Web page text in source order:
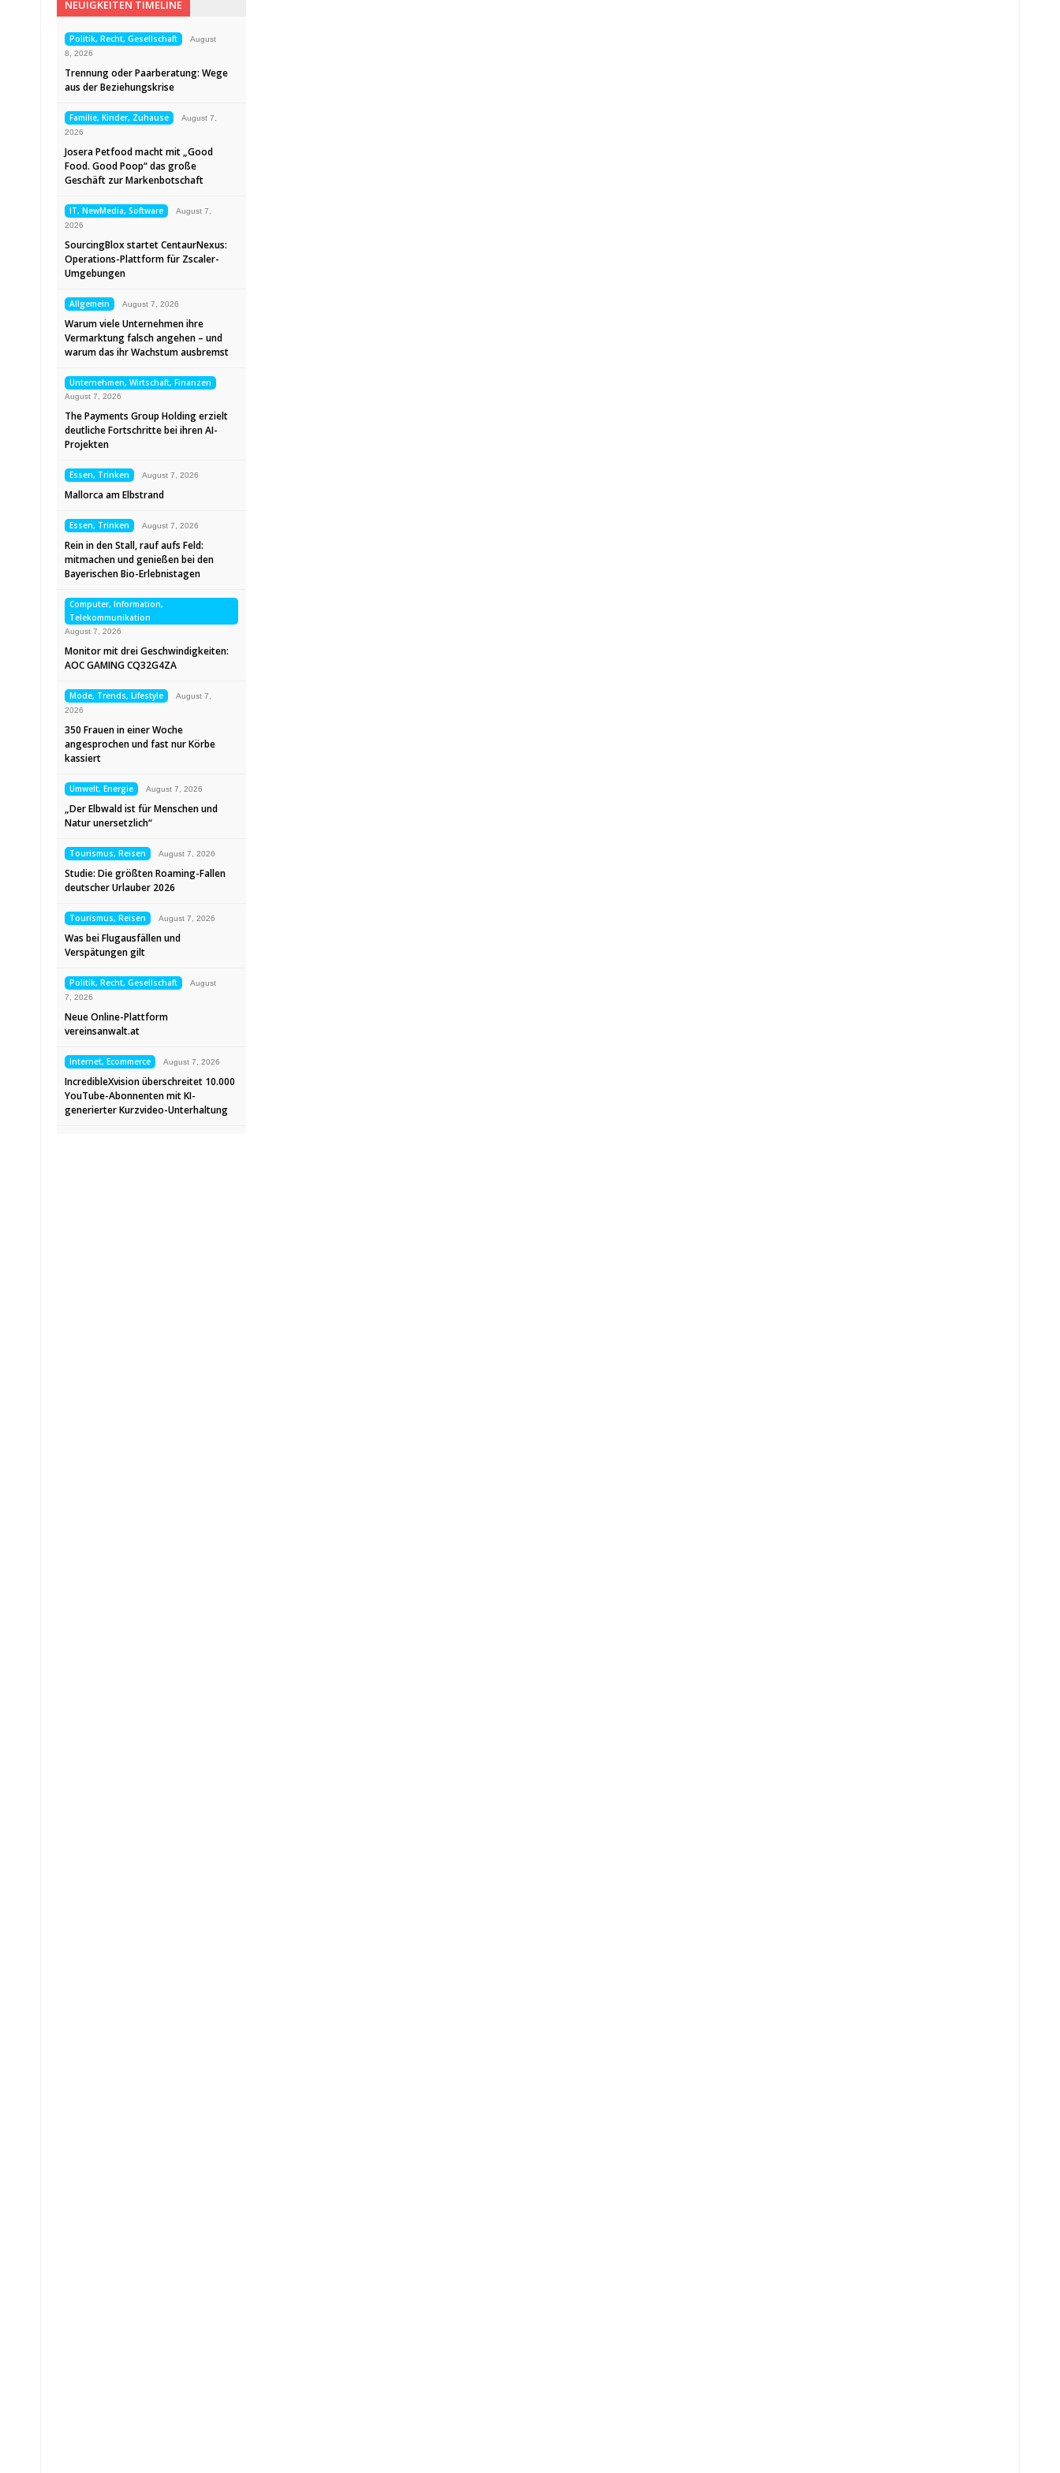
NEUIGKEITEN TIMELINE
Politik, Recht, Gesellschaft
August
8, 2026
Trennung oder Paarberatung: Wege
aus der Beziehungskrise
Familie, Kinder, Zuhause
August 7,
2026
Josera Petfood macht mit „Good
Food. Good Poop“ das große
Geschäft zur Markenbotschaft
IT, NewMedia, Software
August 7,
2026
SourcingBlox startet CentaurNexus:
Operations-Plattform für Zscaler-
Umgebungen
Allgemein August 7, 2026
Warum viele Unternehmen ihre
Vermarktung falsch angehen – und
warum das ihr Wachstum ausbremst
Unternehmen, Wirtschaft, Finanzen
August 7, 2026
The Payments Group Holding erzielt
deutliche Fortschritte bei ihren AI-
Projekten
Essen, Trinken August 7, 2026
Mallorca am Elbstrand
Essen, Trinken August 7, 2026
Rein in den Stall, rauf aufs Feld:
mitmachen und genießen bei den
Bayerischen Bio-Erlebnistagen
Computer, Information,
Telekommunikation
August 7, 2026
Monitor mit drei Geschwindigkeiten:
AOC GAMING CQ32G4ZA
Mode, Trends, Lifestyle
August 7,
2026
350 Frauen in einer Woche
angesprochen und fast nur Körbe
kassiert
Umwelt, Energie August 7, 2026
„Der Elbwald ist für Menschen und
Natur unersetzlich“
Tourismus, Reisen August 7, 2026
Studie: Die größten Roaming-Fallen
deutscher Urlauber 2026
Tourismus, Reisen August 7, 2026
Was bei Flugausfällen und
Verspätungen gilt
Politik, Recht, Gesellschaft
August
7, 2026
Neue Online-Plattform
vereinsanwalt.at
Internet, Ecommerce August 7, 2026
IncredibleXvision überschreitet 10.000
YouTube-Abonnenten mit KI-
generierter Kurzvideo-Unterhaltung